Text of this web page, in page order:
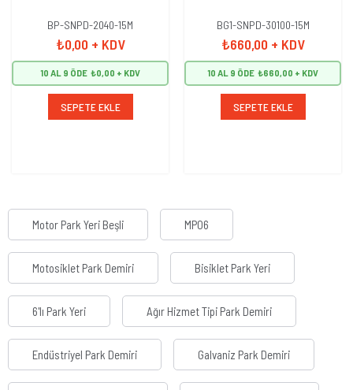
BP-SNPD-2040-15M
₺0,00 + KDV
10 AL 9 ÖDE ₺0,00
SEPETE EKLE
BG1-SNPD-30100-15M
₺660,00 + KDV
10 AL 9 ÖDE ₺660,00
SEPETE EKLE
Motor Park Yeri Beşli MP06
Motosiklet Park Demiri Bisiklet Park Yeri
6'lı Park Yeri Ağır Hizmet Tipi Park Demiri
Endüstriyel Park Demiri Galvaniz Park Demiri